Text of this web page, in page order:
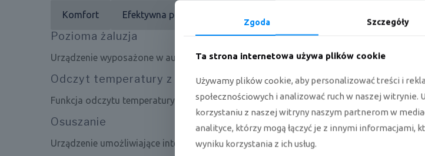
Komfort Efektywna praca
Pozioma żaluzja
Urządzenie wyposażone w automatyczną żaluzję poziomą.
Odczyt temperatury z pilota
Funkcja odczytu temperatury otoczenia z czujnika w pilocie.
Osuszanie
Urządzenie umożliwiające inteligentną pracę w trybie osuszania powietrza w
Zgoda Szczegóły
Ta strona internetowa używa plików cookie
Używamy plików cookie, aby personalizować treści i
społecznościowych i analizować ruch w naszej
korzystaniu z naszej witryny naszym partnerom w
analityce, którzy mogą łączyć je z innymi informacjami,
wyniku korzystania z ich usług.